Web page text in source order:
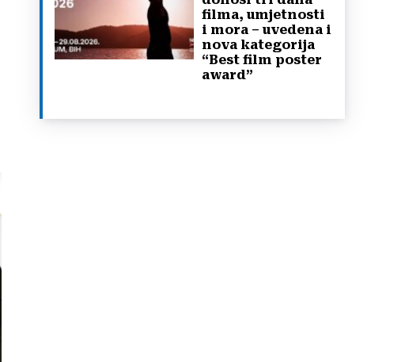
filma, umjetnosti
i mora – uvedena i
nova kategorija
“Best film poster
award”